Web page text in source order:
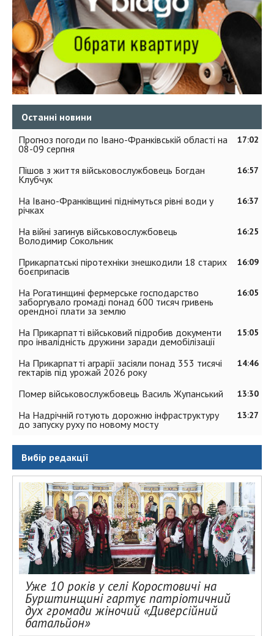
Останні новини
17:02
Прогноз погоди по Івано-Франківській області на
08-09 серпня
16:57
Пішов з життя військовослужбовець Богдан
Клубчук
16:37
На Івано-Франківщині піднімуться рівні води у
річках
16:25
На війні загинув військовослужбовець
Володимир Сокольник
16:09
Прикарпатські піротехніки знешкодили 18 старих
боєприпасів
16:05
На Рогатинщині фермерське господарство
заборгувало громаді понад 600 тисяч гривень
орендної плати за землю
15:05
На Прикарпатті військовий підробив документи
про інвалідність дружини заради демобілізації
14:46
На Прикарпатті аграрії засіяли понад 353 тисячі
гектарів під урожай 2026 року
13:30
Помер військовослужбовець Василь Жупанський
13:27
На Надрічній готують дорожню інфраструктуру
до запуску руху по новому мосту
Вибір редакції
Уже 10 років у селі Коростовичі на
Бурштинщині гартує патріотичний
дух громади жіночий «Диверсійний
батальйон»